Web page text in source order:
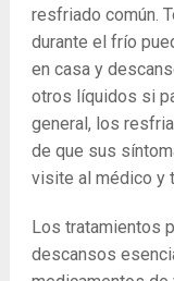
resfriado común.
durante el frío
en casa y
otros líquidos si
general, los
de que sus
visite al médico y
Los tratamientos
descansos